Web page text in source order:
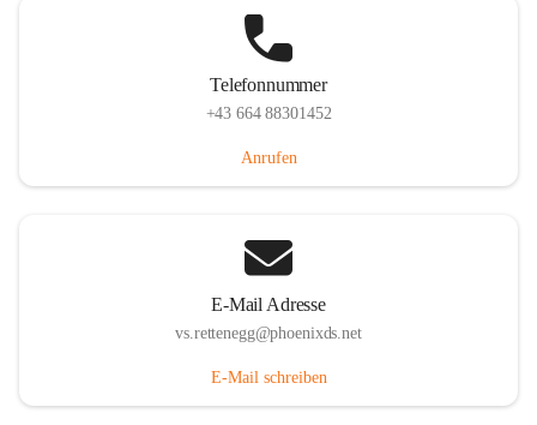
Telefonnummer
+43 664 88301452
Anrufen
E-Mail Adresse
vs.rettenegg@phoenixds.net
E-Mail schreiben